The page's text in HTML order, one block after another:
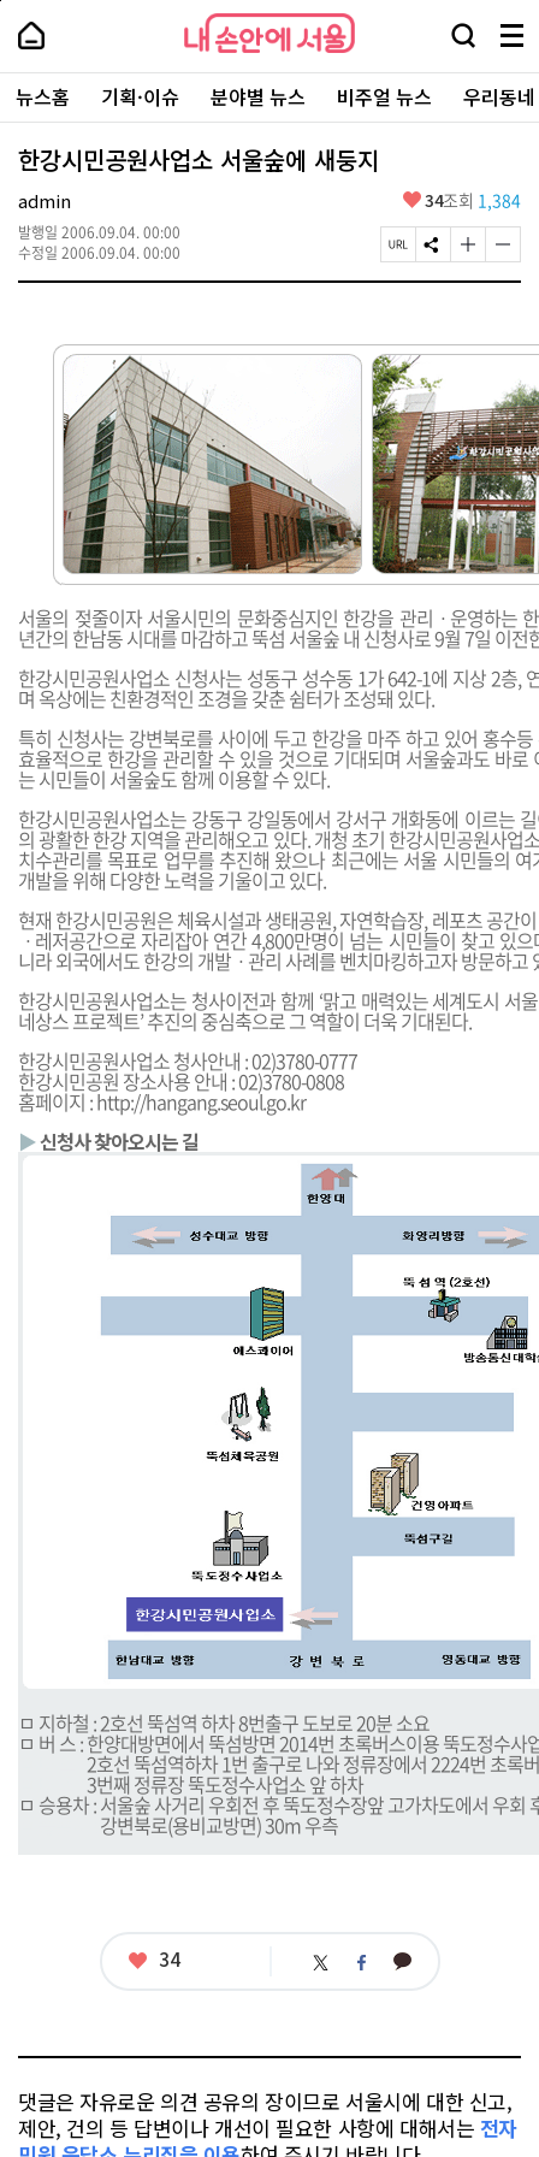
본
로
가
내
손
안
에
서
울
-
서
울
시
대
표
소
내
손
에
울
검
창
열
기
메
뉴
전
체
보
주
요
서
뉴스홈 기획·이슈 분야별 뉴스 비주얼 뉴스 우리동
한강시민공원사업소 서울숲에 새둥지
admin
발행일 2006.09.04. 00:00
수정일 2006.09.04. 00:00
좋
요
34조회 1,384
페
이
L
복
사
S
N
하
기
글
자
게
하
기
글
자
게
변
경
하
기
서울의 젖줄이자 서울시민의 문화중심지인 한강을 관리ㆍ운영하는
년간의 한남동 시대를 마감하고 뚝섬 서울숲 내 신청사로 9월 7일 이전
한강시민공원사업소 신청사는 성동구 성수동 1가 642-1에 지상 2층,
며 옥상에는 친환경적인 조경을 갖춘 쉼터가 조성돼 있다.
특히 신청사는 강변북로를 사이에 두고 한강을 마주 하고 있어 홍수
효율적으로 한강을 관리할 수 있을 것으로 기대되며 서울숲과도 바로
는 시민들이 서울숲도 함께 이용할 수 있다.
한강시민공원사업소는 강동구 강일동에서 강서구 개화동에 이르는
의 광활한 한강 지역을 관리해오고 있다. 개청 초기 한강시민공원사업
치수관리를 목표로 업무를 추진해 왔으나 최근에는 서울 시민들의
개발을 위해 다양한 노력을 기울이고 있다.
현재 한강시민공원은 체육시설과 생태공원, 자연학습장, 레포츠 공간
ㆍ레저공간으로 자리잡아 연간 4,800만명이 넘는 시민들이 찾고 있
니라 외국에서도 한강의 개발ㆍ관리 사례를 벤치마킹하고자 방문하고
한강시민공원사업소는 청사이전과 함께 ‘맑고 매력있는 세계도시 서
네상스 프로젝트’ 추진의 중심축으로 그 역할이 더욱 기대된다.
한강시민공원사업소 청사안내 : 02)3780-0777
한강시민공원 장소사용 안내 : 02)3780-0808
홈페이지 :http://hangang.seoul.go.kr
▶신청사 찾아오시는 길
ㅁ 지하철 : 2호선 뚝섬역 하차 8번출구 도보로 20분 소요
ㅁ 버 스 : 한양대방면에서 뚝섬방면 2014번 초록버스이용 뚝도정수사
ㅁ 버 스 : 2호선 뚝섬역하차 1번 출구로 나와 정류장에서 2224번 초록
3번째 정류장 뚝도정수사업소 앞 하차
ㅁ 승용차 : 서울숲 사거리 우회전 후 뚝도정수장앞 고가차도에서 우회
ㅁ 승용차 : 강변북로(용비교방면) 30m 우측
좋
34 트 페 카
댓글은 자유로운 의견 공유의 장이므로 서울시에 대한 신고,
제안, 건의 등 답변이나 개선이 필요한 사항에 대해서는 전자
페
상
단
로